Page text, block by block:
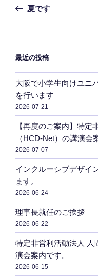
ー
シ
ョ
ン
の
夏です
最近の投稿
大阪で小学生向けユニ
を行います
2026-07-21
【再度のご案内】特
（HCD-Net）の講演会
2026-07-07
インクルーシブデザイ
ます。
2026-06-24
理事長就任のご挨拶
2026-06-22
特定非営利活動法人 人
演会案内です。
2026-06-15